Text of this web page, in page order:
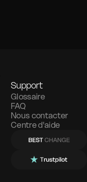
Support
Glossaire
FAQ
Nous contacter
Centre d'aide